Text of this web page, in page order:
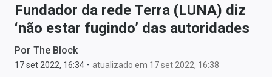
Money Trader
Anuncie
Fundador da rede Terra (LUNA) diz
‘não estar fugindo’ das autoridades
Por The Block
17 set 2022, 16:34 - atualizado em 17 set 2022, 16:38